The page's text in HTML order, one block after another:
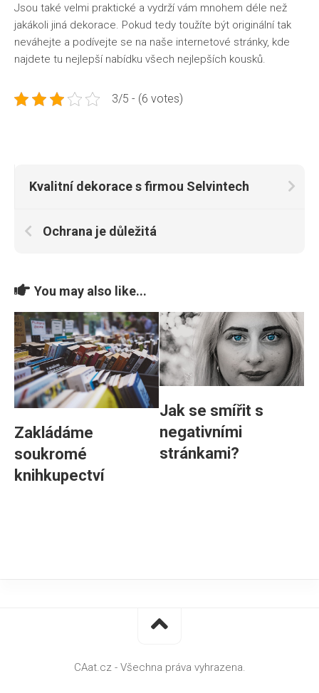
Jsou také velmi praktické a vydrží vám mnohem déle než
jakákoli jiná dekorace. Pokud tedy toužíte být originální tak
neváhejte a podívejte se na naše internetové stránky, kde
najdete tu nejlepší nabídku všech nejlepších kousků.
3/5 - (6 votes)
Kvalitní dekorace s firmou Selvintech
Ochrana je důležitá
You may also like...
Zakládáme
soukromé
knihkupectví
Jak se smířit s
negativními
stránkami?
CAat.cz - Všechna práva vyhrazena.